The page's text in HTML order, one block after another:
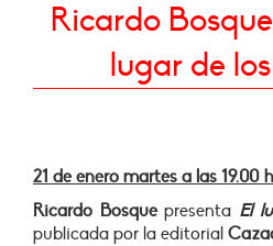
Ricardo
lugar de
21 de enero martes a las 19.00
Ricardo Bosquepresenta El
publicada por la editorial